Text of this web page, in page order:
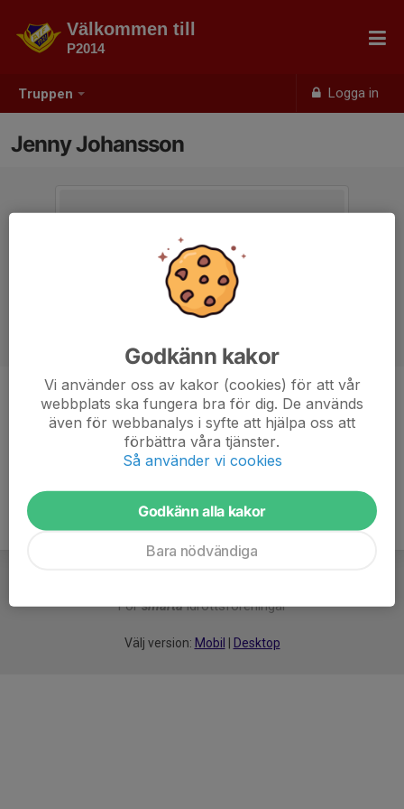
Truppen Logga in
Välkommen till
P2014
Jenny Johansson
Titel
Lagledare
42 år
Försmartaidrottsföreningar
Välj version: Mobil Desktop
Godkänn kakor
Vi använder oss av kakor (cookies) för att vår
webbplats ska fungera bra för dig. De används
även för webbanalys i syfte att hjälpa oss att
förbättra våra tjänster.
Så använder vi cookies
Godkänn alla kakor
Bara nödvändiga